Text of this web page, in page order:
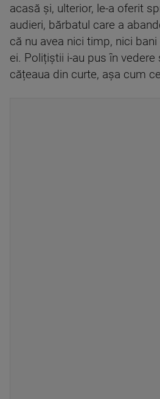
acasă și, ulterior, le-a oferit
audieri, bărbatul care a
că nu avea nici timp, nici
ei. Polițiștii i-au pus în vedere
cățeaua din curte, așa cum